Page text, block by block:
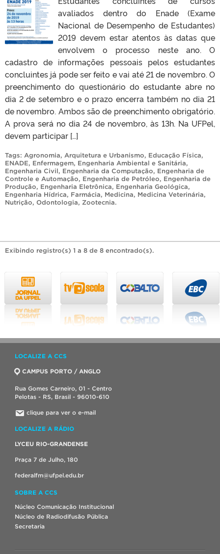
avaliados dentro do Enade (Exame
Nacional de Desempenho de Estudantes)
2019 devem estar atentos às datas que
envolvem o processo neste ano. O
cadastro de informações pessoais pelos estudantes
concluintes já pode ser feito e vai até 21 de novembro. O
preenchimento do questionário do estudante abre no
dia 2 de setembro e o prazo encerra também no dia 21
de novembro. Ambos são de preenchimento obrigatório.
A prova será no dia 24 de novembro, às 13h. Na UFPel,
devem participar […]
Tags: Agronomia, Arquitetura e Urbanismo, Educação Física,
ENADE, Enfermagem, Engenharia Ambiental e Sanitária,
Engenharia Civil, Engenharia da Computação, Engenharia de
Controle e Automação, Engenharia de Petróleo, Engenharia de
Produção, Engenharia Eletrônica, Engenharia Geológica,
Engenharia Hídrica, Farmácia, Medicina, Medicina Veterinária,
Nutrição, Odontologia, Zootecnia.
Exibindo registro(s) 1 a 8 de 8 encontrado(s).
LOCALIZE A CCS
CAMPUS PORTO / ANGLO
Rua Gomes Carneiro, 01 - Centro
Pelotas - RS, Brasil - 96010-610
clique para ver o e-mail
LOCALIZE A RÁDIO
LYCEU RIO-GRANDENSE
Praça 7 de Julho, 180
federalfm@ufpel.edu.br
SOBRE A CCS
Núcleo Comunicação Institucional
Núcleo de Radiodifusão Pública
Secretaria